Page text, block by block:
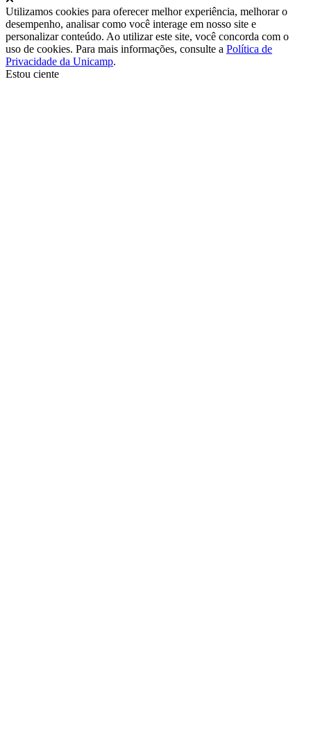
Utilizamos cookies para oferecer melhor experiência, melhorar o
desempenho, analisar como você interage em nosso site e
personalizar conteúdo. Ao utilizar este site, você concorda com o
uso de cookies. Para mais informações, consulte a Política de
Privacidade da Unicamp.
Estou ciente